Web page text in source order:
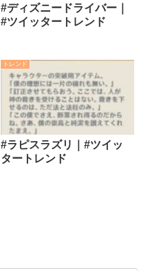
#ディズニードライバー｜
#ツイッタートレンド
トレンド
#ラピスラズリ｜#ツイッ
タートレンド